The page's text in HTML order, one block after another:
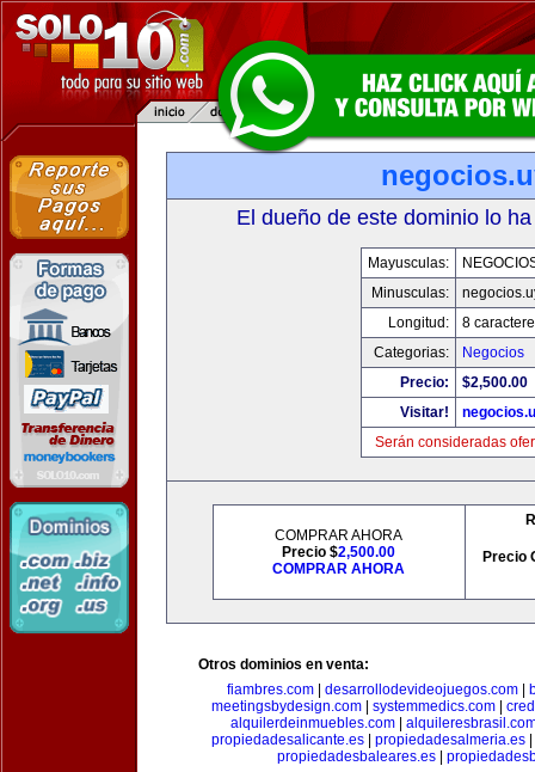
El dueño de este dominio lo
Mayusculas:
Minusculas:
Longitud:
8
Categorias:
Negocios
Precio:
$2,500.00
Visitar!
Serán consideradas
COMPRAR AHORA
Precio $2,500.00
COMPRAR AHORA
Precio
Otros dominios en venta:
fiambres.com| desarrollodevideojuegos.com|
meetingsbydesign.com| systemmedics.com|
alquilerdeinmuebles.com|
propiedadesalicante.es| propiedadesalmeria.es|
propiedadesbaleares.es